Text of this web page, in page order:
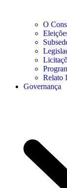
O
Relato
Governança